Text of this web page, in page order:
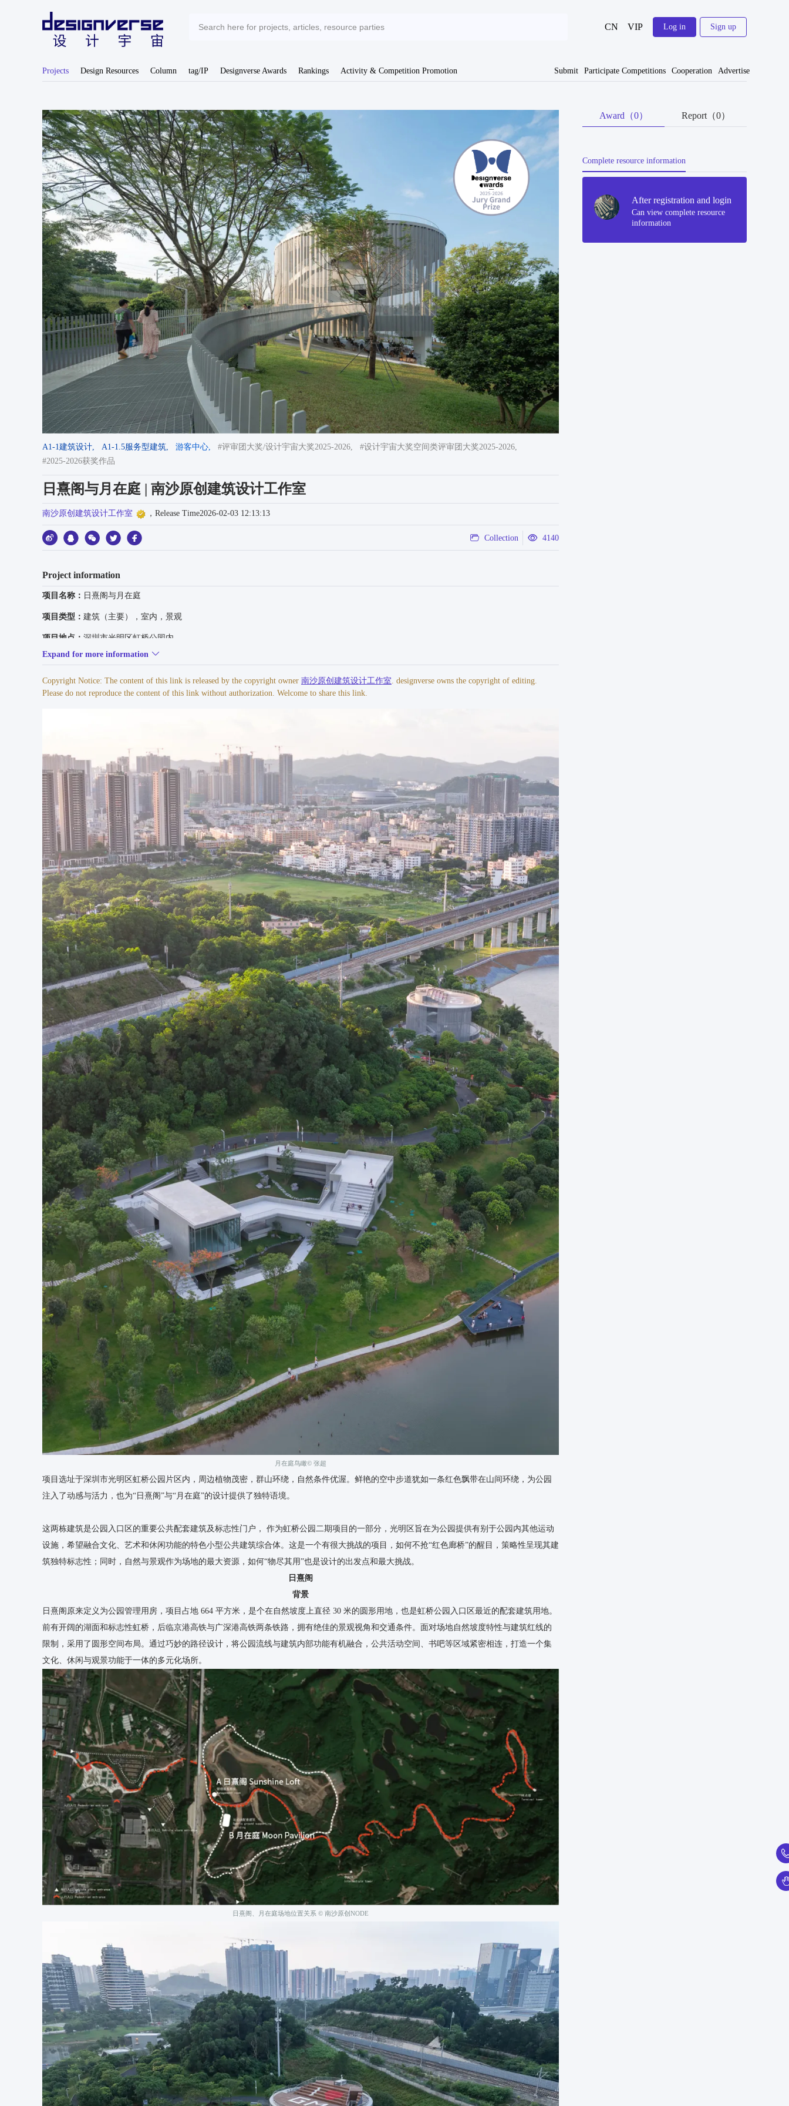
CN VIP Log in Sign up
Projects Design Resources Column tag/IP Designverse Awards Rankings Activity & Competition Promotion Submit Participate Competitions Cooperation Advertise
A1-1建筑设计, A1-1.5服务型建筑, 游客中心, #评审团大奖/设计宇宙大奖2025-2026,
#设计宇宙大奖空间类评审团大奖2025-2026,
#2025-2026获奖作品
日熹阁与月在庭 | 南沙原创建筑设计工作室
南沙原创建筑设计工作室 ，Release Time2026-02-03 12:13:13
Collection 4140
Project information
项目名称： 日熹阁与月在庭
项目类型： 建筑（主要），室内，景观
项目地点： 深圳市光明区虹桥公园内
建成状态： 建成
日熹阁：
设计时间（起迄年月）： 2022年5月-2023年5月
建设时间（起迄年月）： 2023年8月-2024年5月
日熹阁：
用地面积（平方米）：664
建筑面积（平方米）：533
月在庭：
用地面积（平方米）： 3678
建筑面积（平方米）：300
设计单位（建筑、景观及室内设计）： 南沙原创建筑设计工作室
主创建筑师：刘珩
设计团队完整名单：
日熹阁： 刘珩、黄杰斌、史华熙、吴义娟、庄蔚航、李帅
月在庭：刘珩、黄杰斌、陈彦霖、孙嘉奥、吴义娟、庄蔚航、黄国良
结构顾问：和作结构建筑研究所 张准、蔡研明、许悦
建筑、景观、室内顾问：陈振华、陈锋、张再明
施工图设计： 武汉理工大设计研究院
室内施工图设计： 深圳三图建设集团有限公司
代建单位： 华侨城光明（深圳）投资有限公司
施工方：中国中铁十局集团有限公司
【月在庭】清水混凝土施工单位：中建一局集团华南建设有限公司
项目建设方： 深圳市光明区城市管理和综合执法局
摄影师：张超（张超摄影工作室）、胡康榆（直角建筑摄影）
Expand for more information
Copyright Notice: The content of this link is released by the copyright owner 南沙原创建筑设计工作室. designverse owns the copyright of editing.
Please do not reproduce the content of this link without authorization. Welcome to share this link.
月在庭鸟瞰© 张超
项目选址于深圳市光明区虹桥公园片区内，周边植物茂密，群山环绕，自然条件优渥。鲜艳的空中步道犹如一条红色飘带在山间环绕，为公园
注入了动感与活力，也为“日熹阁”与“月在庭”的设计提供了独特语境。
这两栋建筑是公园入口区的重要公共配套建筑及标志性门户， 作为虹桥公园二期项目的一部分，光明区旨在为公园提供有别于公园内其他运动
设施，希望融合文化、艺术和休闲功能的特色小型公共建筑综合体。这是一个有很大挑战的项目，如何不抢“红色廊桥”的醒目，策略性呈现其建
筑独特标志性；同时，自然与景观作为场地的最大资源，如何“物尽其用”也是设计的出发点和最大挑战。
日熹阁
背景
日熹阁原来定义为公园管理用房，项目占地 664 平方米，是个在自然坡度上直径 30 米的圆形用地，也是虹桥公园入口区最近的配套建筑用地。
前有开阔的湖面和标志性虹桥，后临京港高铁与广深港高铁两条铁路，拥有绝佳的景观视角和交通条件。面对场地自然坡度特性与建筑红线的
限制，采用了圆形空间布局。通过巧妙的路径设计，将公园流线与建筑内部功能有机融合，公共活动空间、书吧等区域紧密相连，打造一个集
文化、休闲与观景功能于一体的多元化场所。
日熹阁、月在庭场地位置关系 © 南沙原创NODE
Award（0） Report（0）
Complete resource information
After registration and login
Can view complete resource
information